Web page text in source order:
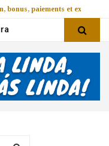
bonus, paiements et